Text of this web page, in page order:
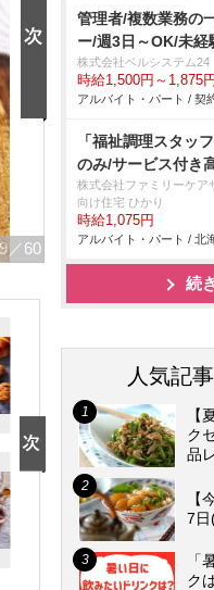
／60
管理者/複数業務の
ー/週3日～OK/未経
株式会社ベルシステム24
時給1,500円～1,875円
アルバイト・パート / 契
「福祉調理スタッ
のみ/サービス付き
株式会社ファミリーケア
向け住宅 ひかり
時給1,075円
アルバイト・パート / 北
続
人気記
【
ク
品
【
7日
「
ク